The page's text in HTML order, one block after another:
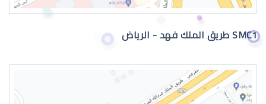
اسباب الماء الازرق بالعين
SMC1 طريق الملك فهد - الرياض